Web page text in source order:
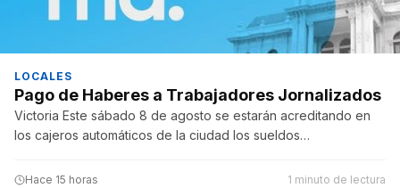
LOCALES
Pago de Haberes a Trabajadores Jornalizados
Victoria Este sábado 8 de agosto se estarán acreditando en
los cajeros automáticos de la ciudad los sueldos…
Hace 15 horas 1 minuto de lectura